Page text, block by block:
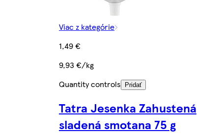
Viac z kategórie
1,49 €
9,93 €/kg
Quantity controls
Pridať
Tatra Jesenka Zahustená
sladená smotana 75 g